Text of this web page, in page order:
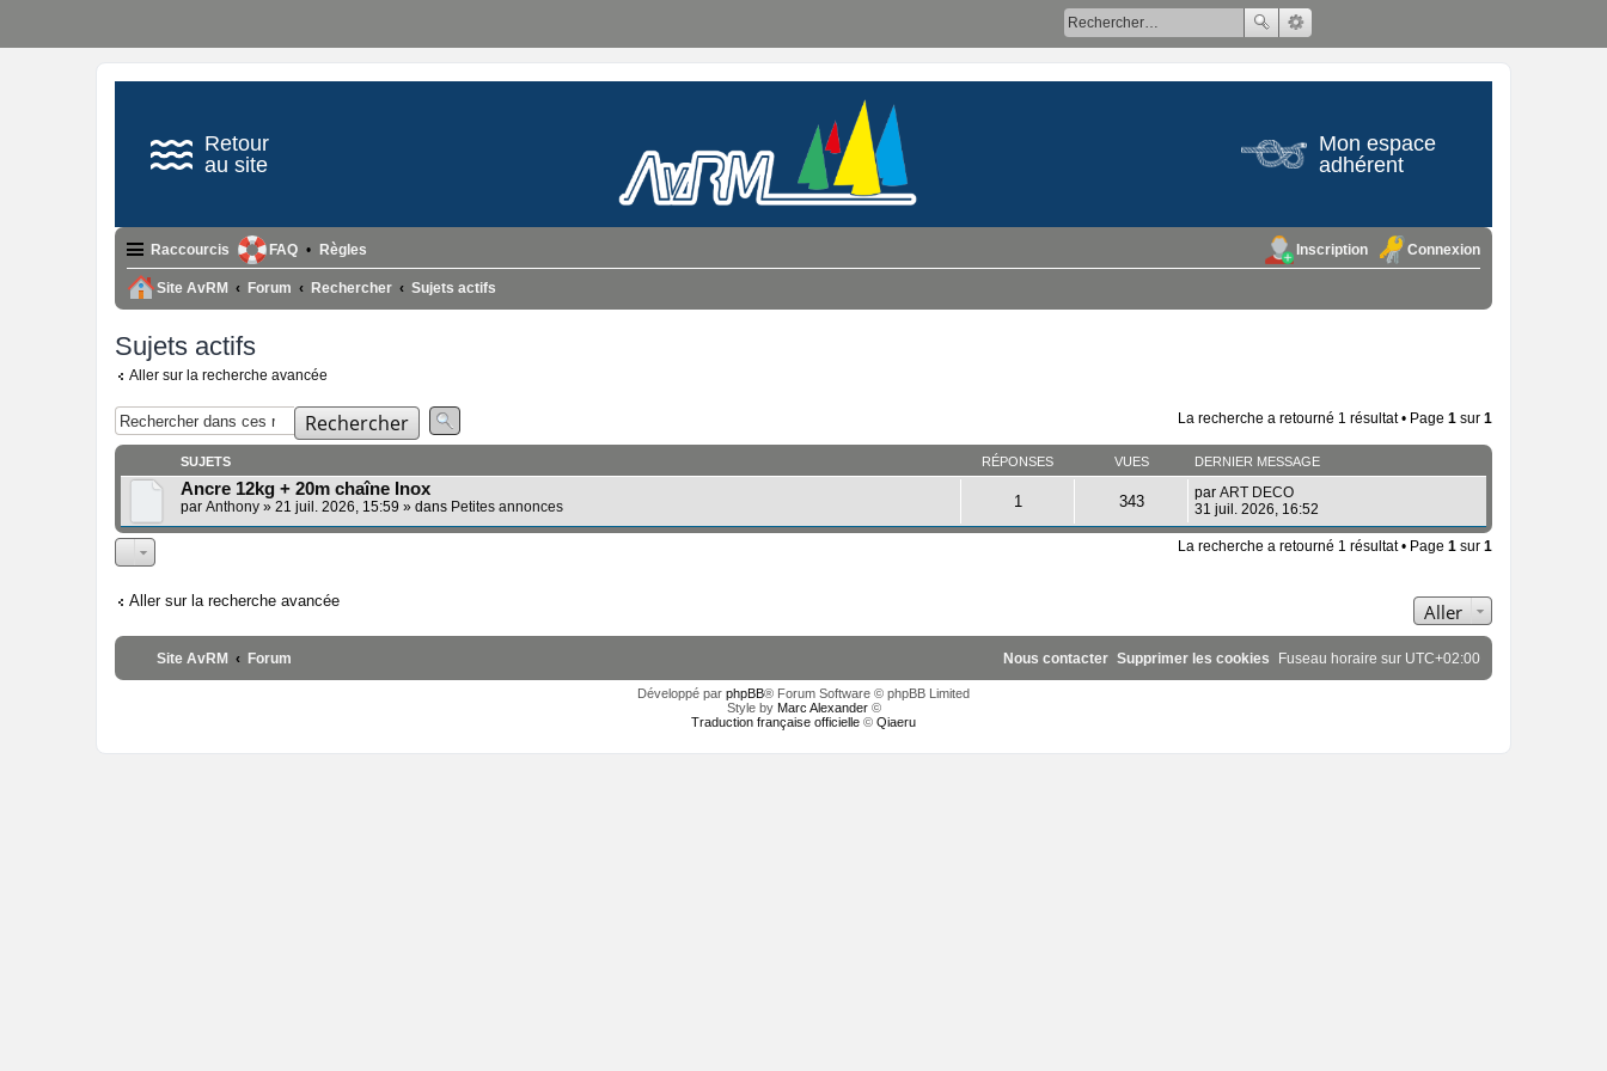
Retour
au site
Mon espace
adhérent
Raccourcis FAQ Règles Connexion
Inscription
Site AvRM Forum Rechercher Sujets actifs
Sujets actifs
Aller sur la recherche avancée
Rechercher La recherche a retourné 1 résultat • Page 1 sur 1
SUJETS RÉPONSES VUES DERNIER MESSAGE
Ancre 12kg + 20m chaîne Inox
par Anthony » 21 juil. 2026, 15:59 » dans Petites annonces 1 343 par ART DECO
31 juil. 2026, 16:52
La recherche a retourné 1 résultat • Page 1 sur 1
Aller sur la recherche avancée Aller
Site AvRM Forum Fuseau horaire sur UTC+02:00
Supprimer les cookies
Nous contacter
Développé par phpBB® Forum Software © phpBB Limited
Style by Marc Alexander©
Traduction française officielle © Qiaeru